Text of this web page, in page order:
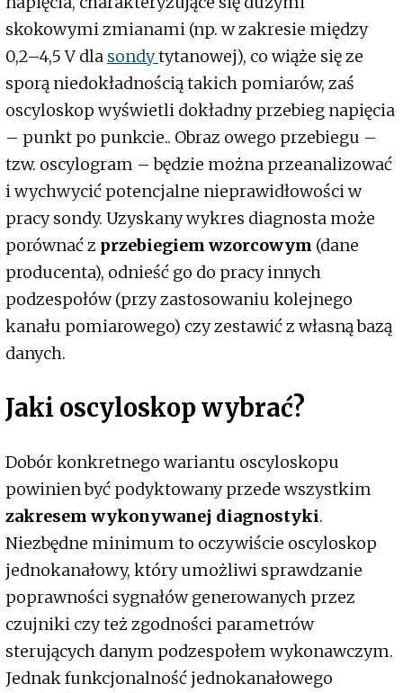
skokowymi zmianami (np. w zakresie między
0,2–4,5 V dla sondytytanowej), co wiąże się ze
sporą niedokładnością takich pomiarów, zaś
oscyloskop wyświetli dokładny przebieg napięcia
– punkt po punkcie.. Obraz owego przebiegu –
tzw. oscylogram – będzie można przeanalizować
i wychwycić potencjalne nieprawidłowości w
pracy sondy. Uzyskany wykres diagnosta może
porównać z przebiegiem wzorcowym (dane
producenta), odnieść go do pracy innych
podzespołów (przy zastosowaniu kolejnego
kanału pomiarowego) czy zestawić z własną bazą
danych.
Jaki oscyloskop wybrać?
Dobór konkretnego wariantu oscyloskopu
powinien być podyktowany przede wszystkim
zakresem wykonywanej diagnostyki.
Niezbędne minimum to oczywiście oscyloskop
jednokanałowy, który umożliwi sprawdzanie
poprawności sygnałów generowanych przez
czujniki czy też zgodności parametrów
sterujących danym podzespołem wykonawczym.
Jednak funkcjonalność jednokanałowego